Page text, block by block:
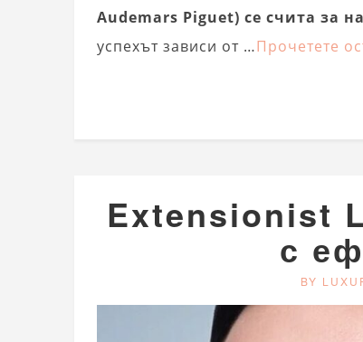
Audemars Piguet) се счита за
успехът зависи от …Прочетете
Extensionist
с
BY